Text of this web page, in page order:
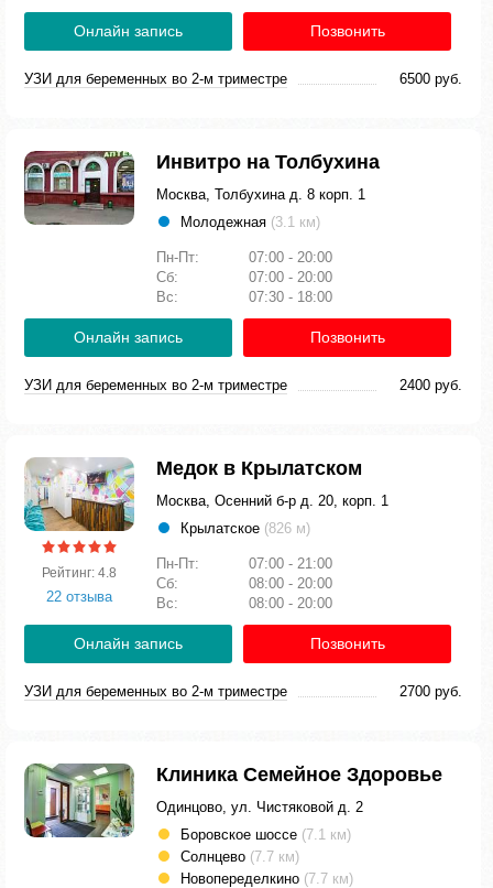
Онлайн запись Позвонить
УЗИ для беременных во 2-м триместре 6500 руб.
Инвитро на Толбухина
Москва, Толбухина д. 8 корп. 1
Молодежная (3.1 км)
Пн-Пт:
07:00 - 20:00
Сб:
07:00 - 20:00
Вс:
07:30 - 18:00
Онлайн запись Позвонить
УЗИ для беременных во 2-м триместре 2400 руб.
Рейтинг: 4.8
22 отзыва
Медок в Крылатском
Москва, Осенний б-р д. 20, корп. 1
Крылатское (826 м)
Пн-Пт:
07:00 - 21:00
Сб:
08:00 - 20:00
Вс:
08:00 - 20:00
Онлайн запись Позвонить
УЗИ для беременных во 2-м триместре 2700 руб.
Клиника Семейное Здоровье
Одинцово, ул. Чистяковой д. 2
Боровское шоссе (7.1 км)
Солнцево (7.7 км)
Новопеределкино (7.7 км)